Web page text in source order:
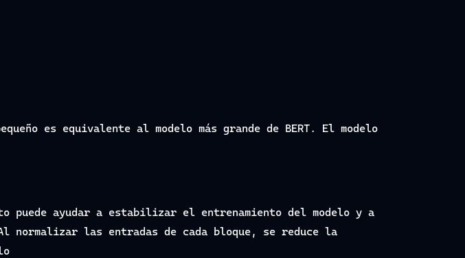
es equivalente al modelo más grande de BERT. El modelo
puede ayudar a estabilizar el entrenamiento del modelo y a
normalizar las entradas de cada bloque, se reduce la